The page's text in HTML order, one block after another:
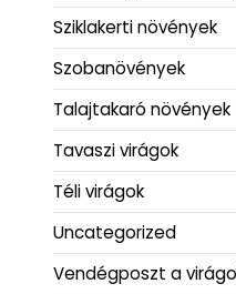
Sziklakerti növények
Szobanövények
Talajtakaró növények
Tavaszi virágok
Téli virágok
Uncategorized
Vendégposzt a